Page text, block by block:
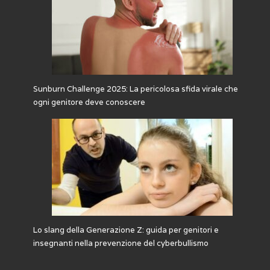
Sunburn Challenge 2025: La pericolosa sfida virale che
ogni genitore deve conoscere
Lo slang della Generazione Z: guida per genitori e
insegnanti nella prevenzione del cyberbullismo